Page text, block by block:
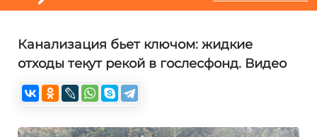
Канализация бьет ключом: жидкие
отходы текут рекой в гослесфонд. Видео